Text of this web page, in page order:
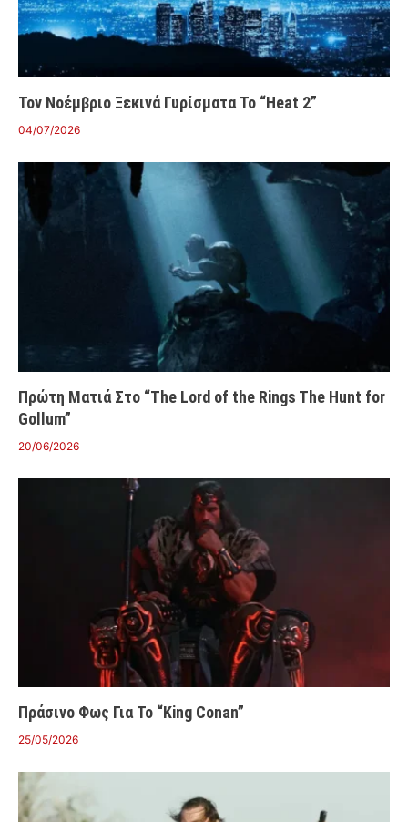
Τον Νοέμβριο Ξεκινά Γυρίσματα Το “Heat 2”
04/07/2026
Πρώτη Ματιά Στο “The Lord of the Rings The Hunt for
Gollum”
20/06/2026
Πράσινο Φως Για Το “King Conan”
25/05/2026